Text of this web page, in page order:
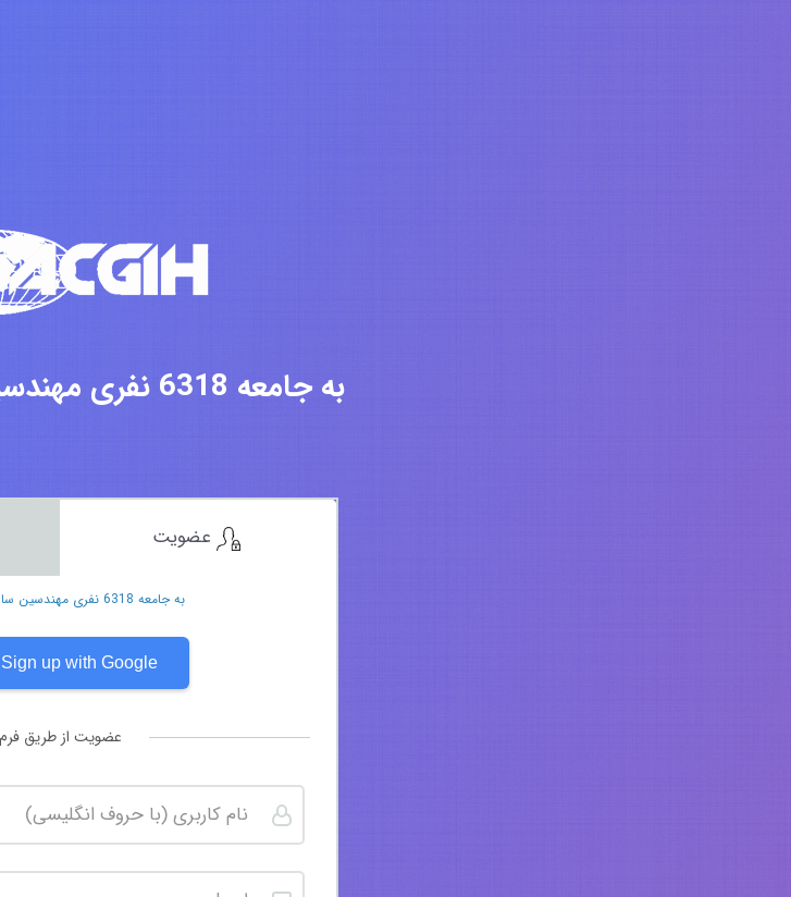
به جامعه 6318 نفری مهندسین سایت بپیوندید
به جامعه 6318 نفری مهندسین سایت بپیوندید
Sign up with Google
عضویت از طریق فرم